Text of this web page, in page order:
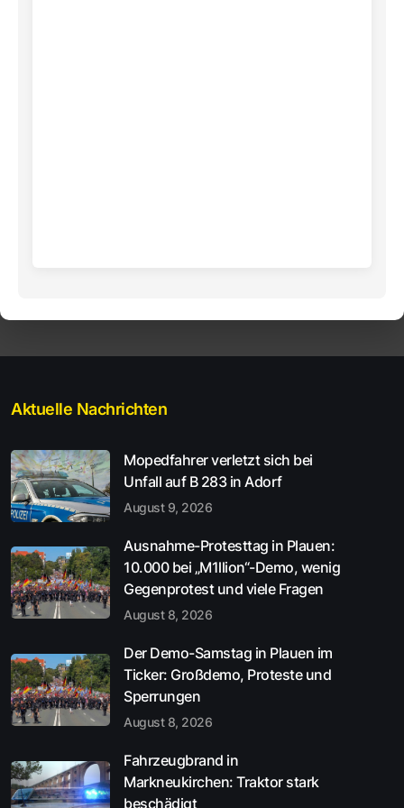
Aktuelle Nachrichten
Mopedfahrer verletzt sich bei
Unfall auf B 283 in Adorf
August 9, 2026
Ausnahme-Protesttag in Plauen:
10.000 bei „M1llion“-Demo, wenig
Gegenprotest und viele Fragen
August 8, 2026
Der Demo-Samstag in Plauen im
Ticker: Großdemo, Proteste und
Sperrungen
August 8, 2026
Fahrzeugbrand in
Markneukirchen: Traktor stark
beschädigt